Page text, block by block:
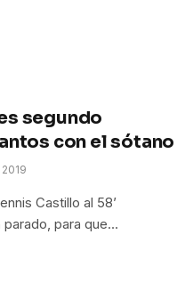
segundo
con el sótano
Castillo al 58’
para que…